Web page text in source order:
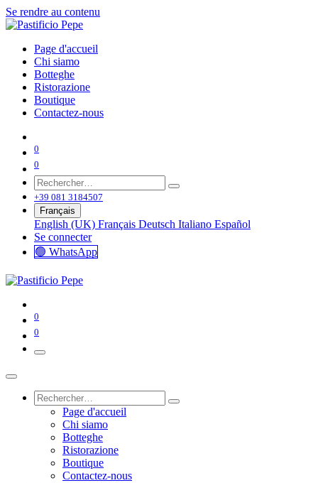
Se rendre au contenu
Page d'accueil
Chi siamo
Botteghe
Ristorazione
Boutique
Contactez-nous
0
0
+39 081 3184507
Français
English (UK) Français Deutsch Italiano Español
Se connecter
🟢 WhatsApp
0
0
Page d'accueil
Chi siamo
Botteghe
Ristorazione
Boutique
Contactez-nous